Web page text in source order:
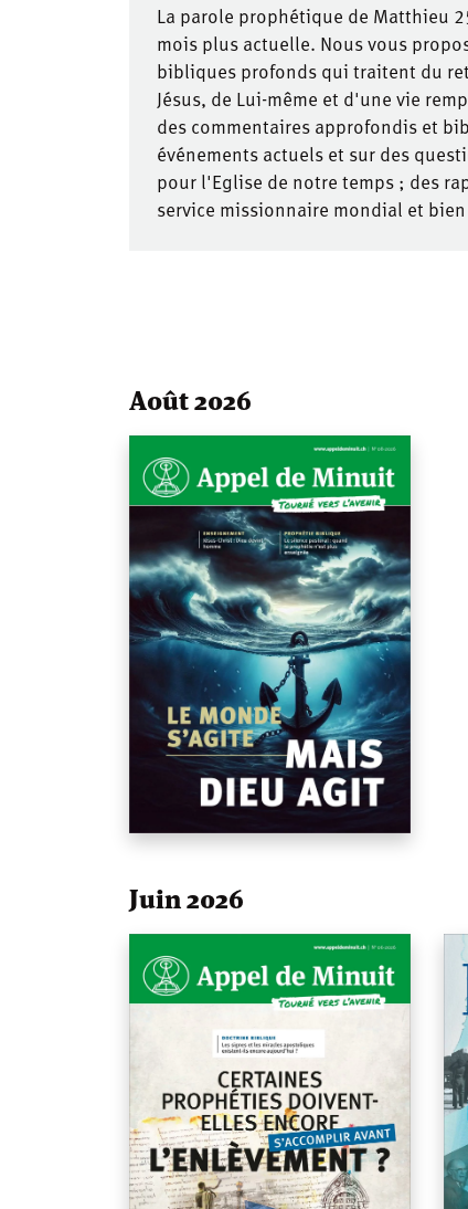
La parole prophétique de Matthieu
mois plus actuelle. Nous vous
bibliques profonds qui traitent du
Jésus, de Lui-même et d'une vie
des commentaires approfondis et
événements actuels et sur des
pour l'Eglise de notre temps ; des
service missionnaire mondial et
Août 2026
Juin 2026